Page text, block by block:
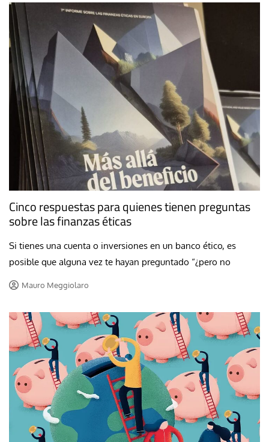
Cinco respuestas para quienes tienen preguntas
sobre las finanzas éticas
Si tienes una cuenta o inversiones en un banco ético, es
posible que alguna vez te hayan preguntado “¿pero no
Mauro Meggiolaro